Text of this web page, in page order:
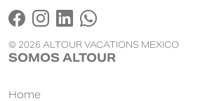
© 2026 ALTOUR VACATIONS MEXICO
SOMOS ALTOUR
Home